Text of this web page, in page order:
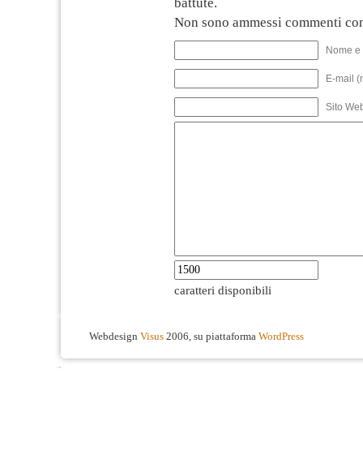
Non sono ammessi commenti
Nome
E-mail
Sito
caratteri disponibili
Webdesign Visus 2006, su piattaforma WordPress